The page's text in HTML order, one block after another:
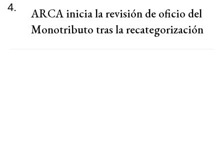
4.
ARCA inicia la revisión de oficio del
Monotributo tras la recategorización